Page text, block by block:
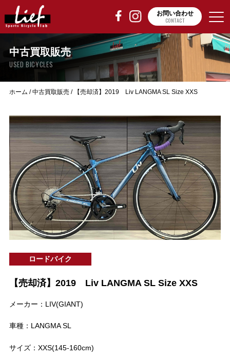
お問い合わせ
CONTACT
中古買取販売
USED BICYCLES
ホーム /中古買取販売/ 【売却済】2019 Liv LANGMA SL Size XXS
ロードバイク
【売却済】2019 Liv LANGMA SL Size XXS
メーカー：LIV(GIANT)
車種：LANGMA SL
サイズ：XXS(145-160cm)